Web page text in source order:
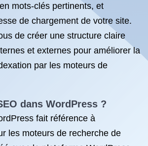
mots-clés pertinents, et
de chargement de votre site.
de créer une structure claire
et externes pour améliorer la
par les moteurs de
dans WordPress ?
fait référence à
les moteurs de recherche de